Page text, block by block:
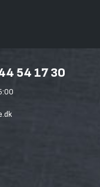
54 17 30